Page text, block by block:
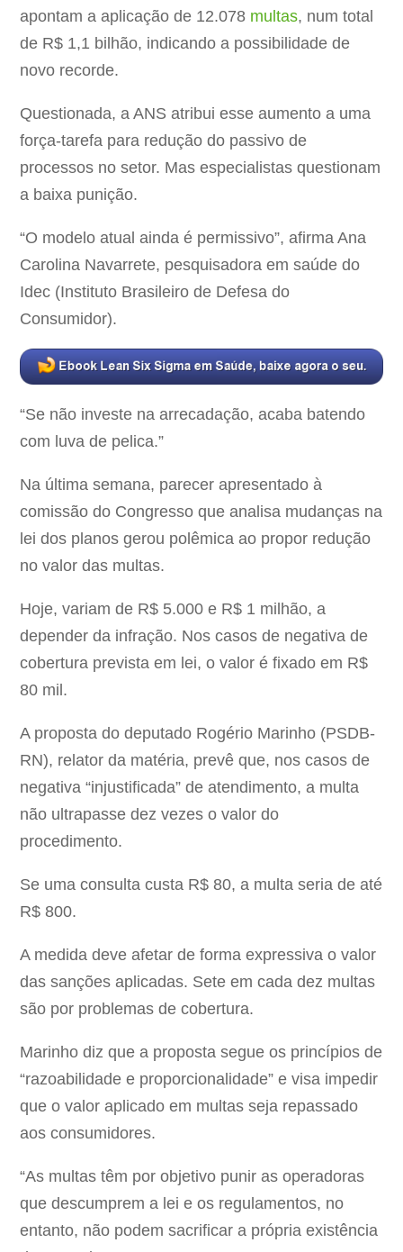
apontam a aplicação de 12.078 multas, num total
de R$ 1,1 bilhão, indicando a possibilidade de
novo recorde.
Questionada, a ANS atribui esse aumento a uma
força-tarefa para redução do passivo de
processos no setor. Mas especialistas questionam
a baixa punição.
“O modelo atual ainda é permissivo”, afirma Ana
Carolina Navarrete, pesquisadora em saúde do
Idec (Instituto Brasileiro de Defesa do
Consumidor).
“Se não investe na arrecadação, acaba batendo
com luva de pelica.”
Na última semana, parecer apresentado à
comissão do Congresso que analisa mudanças na
lei dos planos gerou polêmica ao propor redução
no valor das multas.
Hoje, variam de R$ 5.000 e R$ 1 milhão, a
depender da infração. Nos casos de negativa de
cobertura prevista em lei, o valor é fixado em R$
80 mil.
A proposta do deputado Rogério Marinho (PSDB-
RN), relator da matéria, prevê que, nos casos de
negativa “injustificada” de atendimento, a multa
não ultrapasse dez vezes o valor do
procedimento.
Se uma consulta custa R$ 80, a multa seria de até
R$ 800.
A medida deve afetar de forma expressiva o valor
das sanções aplicadas. Sete em cada dez multas
são por problemas de cobertura.
Marinho diz que a proposta segue os princípios de
“razoabilidade e proporcionalidade” e visa impedir
que o valor aplicado em multas seja repassado
aos consumidores.
“As multas têm por objetivo punir as operadoras
que descumprem a lei e os regulamentos, no
entanto, não podem sacrificar a própria existência